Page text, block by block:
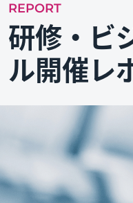
REPORT
研修・ビ
ル開催レ